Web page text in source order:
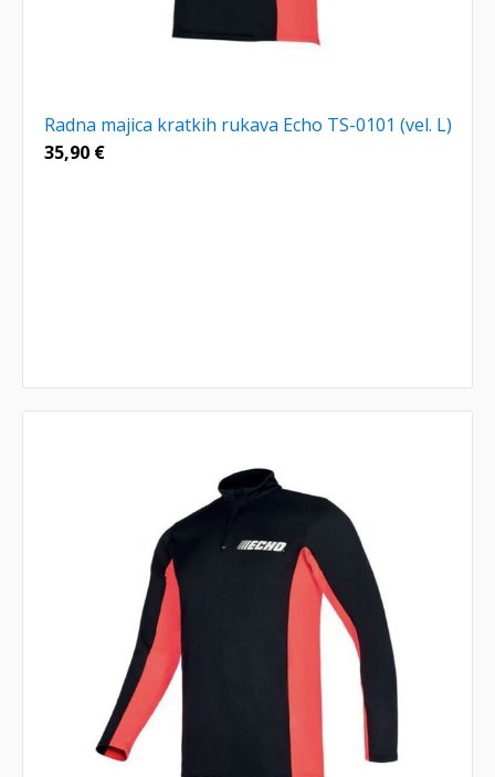
Radna majica kratkih rukava Echo TS-0101 (vel. L)
35,90 €